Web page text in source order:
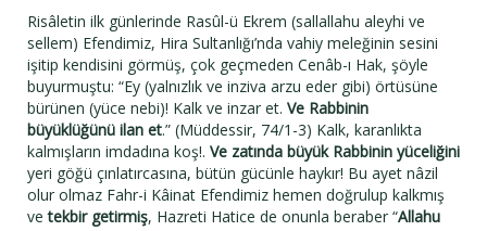
Risâletin ilk günlerinde Rasûl-ü Ekrem (sallallahu aleyhi ve
sellem) Efendimiz, Hira Sultanlığı’nda vahiy meleğinin sesini
işitip kendisini görmüş, çok geçmeden Cenâb-ı Hak, şöyle
buyurmuştu: “Ey (yalnızlık ve inziva arzu eder gibi) örtüsüne
bürünen (yüce nebi)! Kalk ve inzar et. Ve Rabbinin
büyüklüğünü ilan et.” (Müddessir, 74/1-3) Kalk, karanlıkta
kalmışların imdadına koş!. Ve zatında büyük Rabbinin yüceliğini
yeri göğü çınlatırcasına, bütün gücünle haykır! Bu ayet nâzil
olur olmaz Fahr-i Kâinat Efendimiz hemen doğrulup kalkmış
vetekbir getirmiş, Hazreti Hatice de onunla beraber “Allahu